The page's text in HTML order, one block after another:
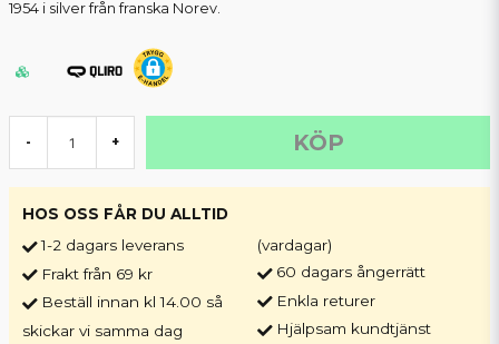
1954 i silver från franska Norev.
- + KÖP
HOS OSS FÅR DU ALLTID
1-2 dagars leverans
Frakt från 69 kr
Beställ innan kl 14.00 så
skickar vi samma dag
(vardagar)
60 dagars ångerrätt
Enkla returer
Hjälpsam kundtjänst